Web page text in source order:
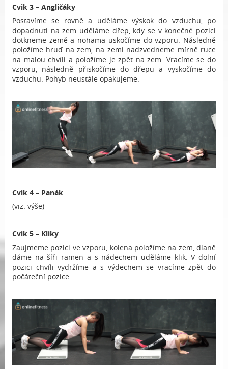
Cvik 3 – Angličáky
Postavíme se rovně a uděláme výskok do vzduchu, po
dopadnuti na zem uděláme dřep, kdy se v konečné pozici
dotkneme země a nohama uskočíme do vzporu. Následně
položíme hruď na zem, na zemi nadzvedneme mírně ruce
na malou chvíli a položíme je zpět na zem. Vracíme se do
vzporu, následně přiskočíme do dřepu a vyskočíme do
vzduchu. Pohyb neustále opakujeme.
Cvik 4 – Panák
(viz. výše)
Cvik 5 – Kliky
Zaujmeme pozici ve vzporu, kolena položíme na zem, dlaně
dáme na šíři ramen a s nádechem uděláme klik. V dolní
pozici chvíli vydržíme a s výdechem se vracíme zpět do
počáteční pozice.